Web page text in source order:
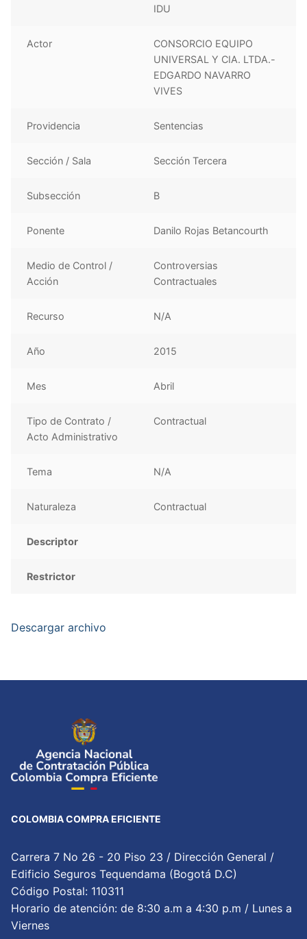
IDU
Actor
CONSORCIO EQUIPO
UNIVERSAL Y CIA. LTDA.-
EDGARDO NAVARRO
VIVES
Providencia Sentencias
Sección / Sala Sección Tercera
Subsección B
Ponente Danilo Rojas Betancourth
Medio de Control /
Acción
Controversias
Contractuales
Recurso N/A
Año 2015
Mes Abril
Tipo de Contrato /
Acto Administrativo
Contractual
Tema N/A
Naturaleza Contractual
Descriptor
Restrictor
Descargar archivo
COLOMBIA COMPRA EFICIENTE
Carrera 7 No 26 - 20 Piso 23 / Dirección General /
Edificio Seguros Tequendama (Bogotá D.C)
Código Postal: 110311
Horario de atención: de 8:30 a.m a 4:30 p.m / Lunes a
Viernes